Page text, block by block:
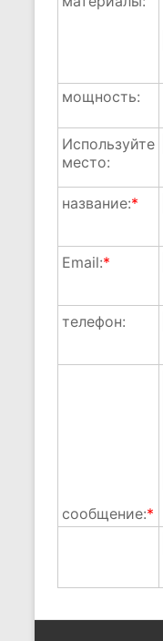
мощность:
Используйте
место:
название:*
Email:*
телефон:
сообщение:*